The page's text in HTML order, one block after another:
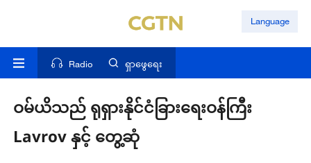
Language
Radio ရှာဖွေရေး
ဝမ်ယိသည် ရုရှားနိုင်ငံခြားရေးဝန်ကြီး
Lavrov နှင့် တွေ့ဆုံ